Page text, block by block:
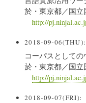
於・東京都／国立
http://
2018-09-06(THU):
コーパスとして
於・東京都／国立
http://
2018-09-07(FRI):